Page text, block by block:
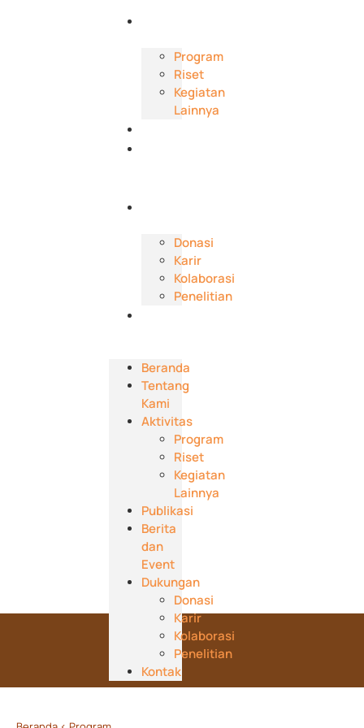
Program
Riset
Kegiatan
Lainnya
Donasi
Karir
Kolaborasi
Penelitian
Beranda
Tentang
Kami
Aktivitas
Program
Riset
Kegiatan
Lainnya
Publikasi
Berita
dan
Event
Dukungan
Donasi
Karir
Kolaborasi
Penelitian
Kontak